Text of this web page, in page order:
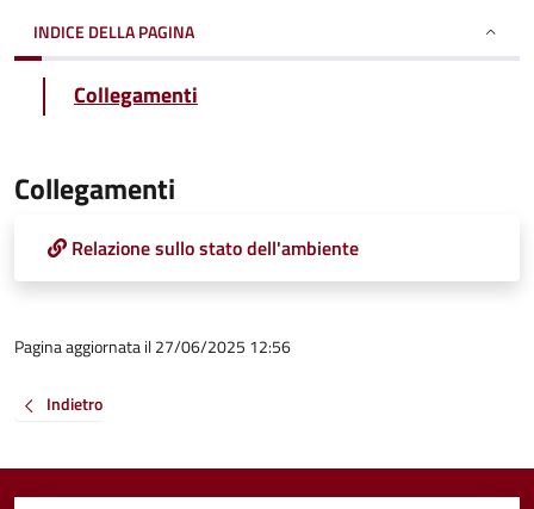
INDICE DELLA PAGINA
Collegamenti
Collegamenti
Relazione sullo stato dell'ambiente
Pagina aggiornata il 27/06/2025 12:56
Indietro